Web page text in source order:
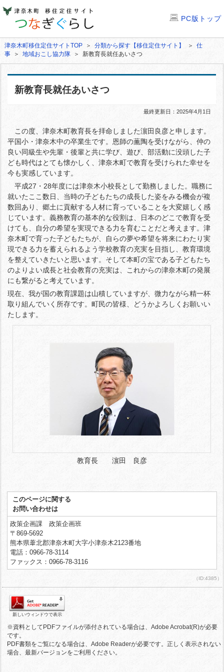
PC版トップ
津奈木町移住定住サイトTOP ＞分類から探す【移住定住サイト】 ＞仕
事 ＞地域おこし協力隊 ＞ 新教育長就任あいさつ
新教育長就任あいさつ
最終更新日：2025年4月1日
この度、津奈木町教育長を拝命しました濵田良彦と申します。
平国小・津奈木中の卒業生です。恩師の薫陶を受けながら、仲の
良い同級生や先輩・後輩と共に学び、遊び、部活動に没頭した子
ども時代はとても懐かしく、津奈木町で教育を受けられた幸せを
今も実感しています。
平成27・28年度には津奈木小校長として勤務しました。職務に
就いたここ数日、当時の子どもたちの成長した姿をみる機会が複
数回あり、郷土に貢献する人材に育っていることを大変嬉しく感
じています。義務教育の基本的な役割は、日本のどこで教育を受
けても、自分の希望を実現できる力を育むことだと考えます。津
奈木町で育った子どもたちが、自らの夢や希望を将来にわたり実
現できる力を蓄えられるよう学校教育の充実を目指し、教育環境
を整えていきたいと思います。そして本町の宝である子どもたち
のよりよい成長と社会教育の充実は、これからの津奈木町の発展
にも繋がると考えています。
現在、我が国の教育課題は山積していますが、微力ながら精一杯
取り組んでいく所存です。町民の皆様、どうかよろしくお願いい
たします。
教育長 濵田 良彦
このページに関する
お問い合わせは
政策企画課 政策企画班
〒869-5692
熊本県葦北郡津奈木町大字小津奈木2123番地
電話：0966-78-3114
ファックス：0966-78-3116
（ID:4385）
新しいウィンドウで表示
※資料としてPDFファイルが添付されている場合は、Adobe Acrobat(R)が必要
です。
PDF書類をご覧になる場合は、Adobe Readerが必要です。正しく表示されない
場合、最新バージョンをご利用ください。